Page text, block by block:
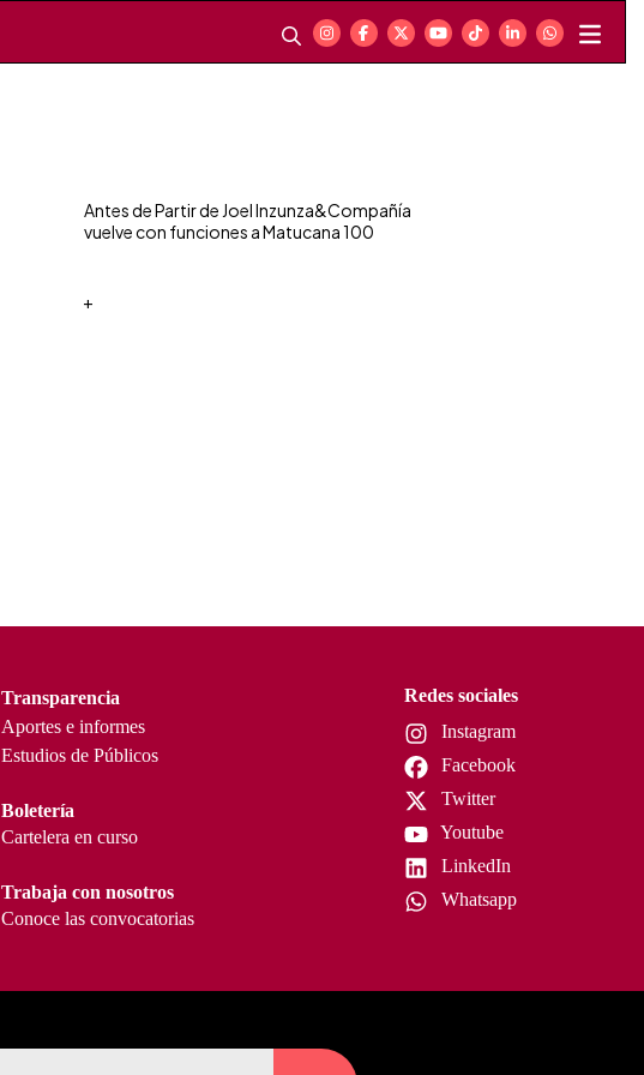
Antes de Partir de Joel Inzunza&Compañía
vuelve con funciones a Matucana 100
+
Transparencia
Aportes e informes
Estudios de Públicos
Boletería
Cartelera en curso
Trabaja con nosotros
Conoce las convocatorias
Redes sociales
Instagram
Facebook
Twitter
Youtube
LinkedIn
Whatsapp